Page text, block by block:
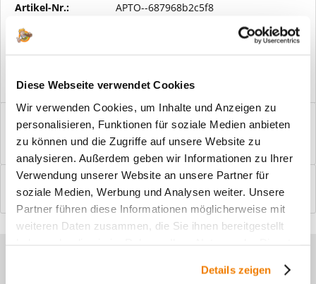
Diese Webseite verwendet Cookies
Wir verwenden Cookies, um Inhalte und Anzeigen zu
personalisieren, Funktionen für soziale Medien anbieten
zu können und die Zugriffe auf unsere Website zu
analysieren. Außerdem geben wir Informationen zu Ihrer
Verwendung unserer Website an unsere Partner für
soziale Medien, Werbung und Analysen weiter. Unsere
Partner führen diese Informationen möglicherweise mit
weiteren Daten zusammen, die Sie ihnen bereitgestellt
Details zeigen
Artikel-Nr.: APTO--687968b2c5f8
Vorteile
Windfangelemente online am Bildschirm konfigurieren und
einbaufertig bestellen. In wenigen...
Bewertungen
0
Bewertungen lesen, schreiben und diskutieren...mehr
Sie haben Fragen zu unseren